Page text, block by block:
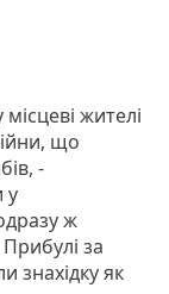
жителі
що
-
у
ж
за
знахідку як